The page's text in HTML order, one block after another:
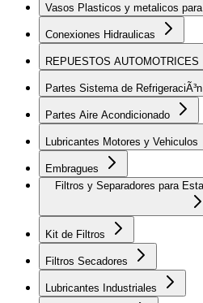
Vasos Plasticos y metalicos
Conexiones Hidraulicas
REPUESTOS AUTOMOTRICES
Partes Sistema de RefrigeraciÃ³n
Partes Aire Acondicionado
Lubricantes Motores y Vehiculos
Embragues
Kit de Filtros
Filtros Secadores
Lubricantes Industriales